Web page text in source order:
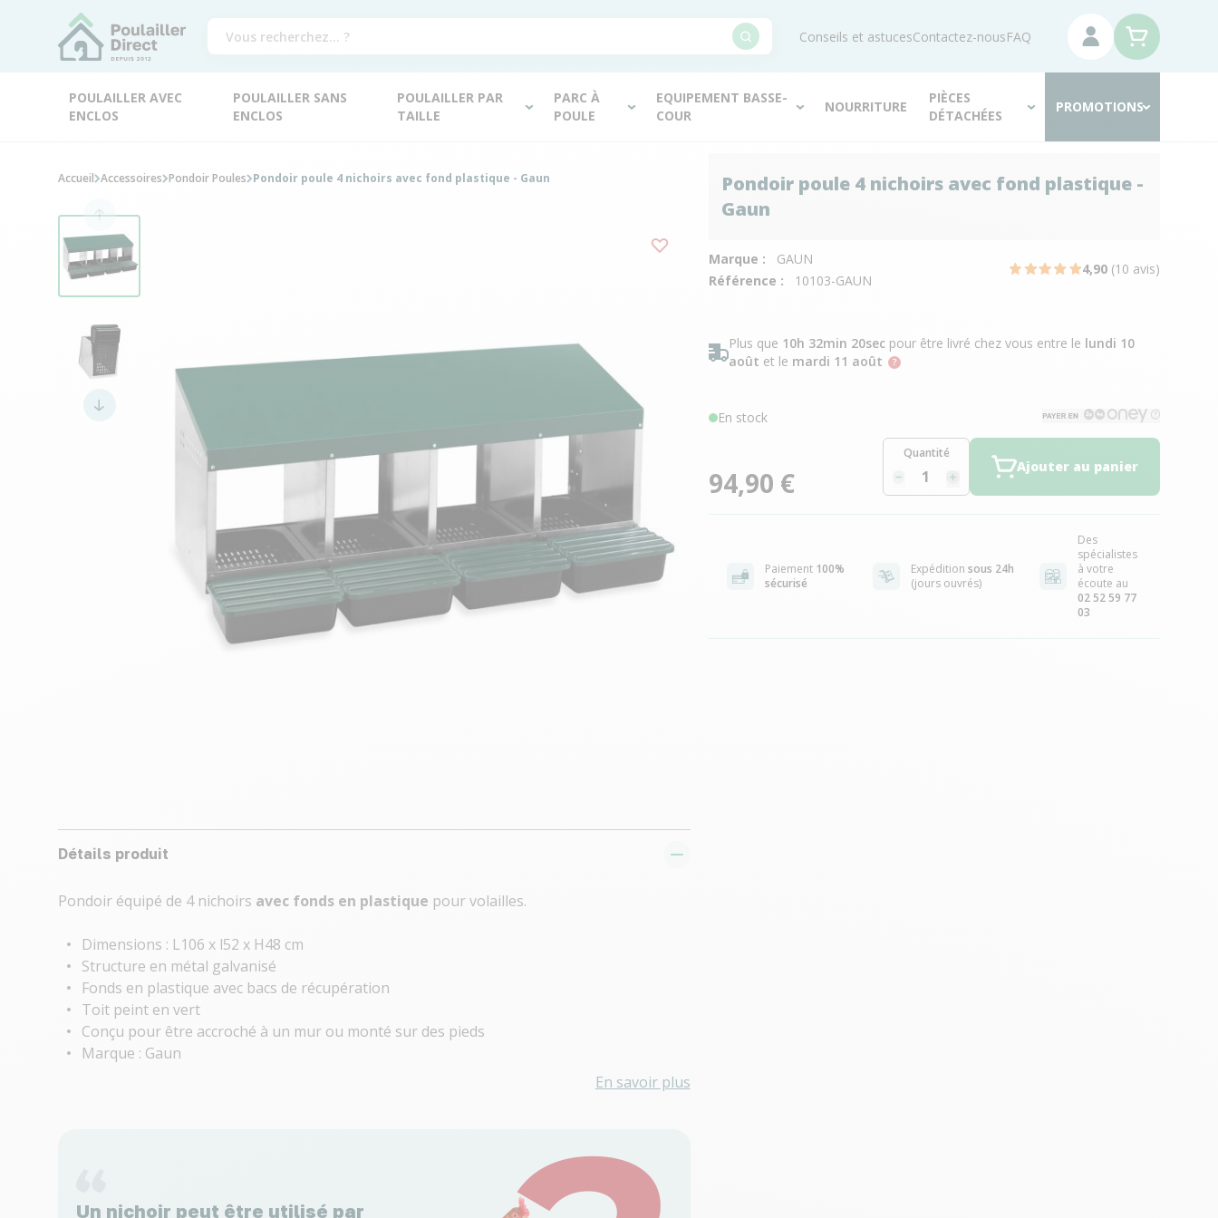
Conseils et astucesContactez-nousFAQ
POULAILLER AVEC
ENCLOS
POULAILLER SANS
ENCLOS
POULAILLER PAR
TAILLE
PARC À
POULE
EQUIPEMENT BASSE-
COUR
NOURRITURE
PIÈCES
DÉTACHÉES
PROMOTIONS
Pondoir poule 4 nichoirs avec fond plastique -
Gaun
Marque :
GAUN
Référence :
10103-GAUN
4,90 (10 avis)
Plus que 10h 32min 19secpour être livré chez vous entre le lundi 10
août et le mardi 11 août
En stock
94,90 €
Quantité
Ajouter au panier
Paiement 100%
sécurisé
Expédition sous 24h
(jours ouvrés)
Des
spécialistes
à votre
écoute au
02 52 59 77
03
Détails produit
Pondoir équipé de 4 nichoirs avec fonds en plastique pour volailles.
Dimensions : L106 x l52 x H48 cm
Structure en métal galvanisé
Fonds en plastique avec bacs de récupération
Toit peint en vert
Conçu pour être accroché à un mur ou monté sur des pieds
Marque : Gaun
En savoir plus
Un nichoir peut être utilisé par
Accueil Accessoires Pondoir Poules Pondoir poule 4 nichoirs avec fond plastique - Gaun